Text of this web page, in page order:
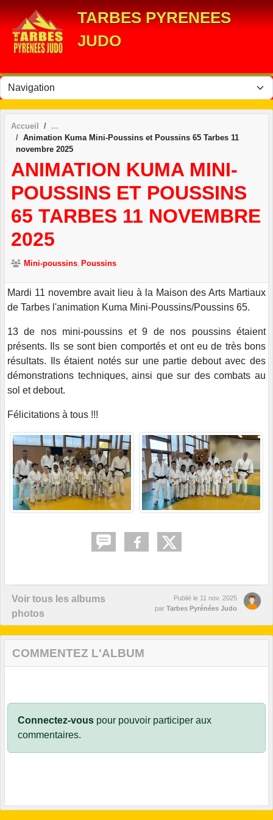
TARBES PYRENEES
JUDO
Accueil
Animation Kuma Mini-Poussins et Poussins 65 Tarbes 11
novembre 2025
ANIMATION KUMA MINI-
POUSSINS ET POUSSINS
65 TARBES 11 NOVEMBRE
2025
Mini-poussins Poussins
Mardi 11 novembre avait lieu à la Maison des Arts Martiaux
de Tarbes l'animation Kuma Mini-Poussins/Poussins 65.
13 de nos mini-poussins et 9 de nos poussins étaient
présents. Ils se sont bien comportés et ont eu de très bons
résultats. Ils étaient notés sur une partie debout avec des
démonstrations techniques, ainsi que sur des combats au
sol et debout.
Félicitations à tous !!!
Voir tous les albums
photos
Publié le 11 nov. 2025
par Tarbes Pyrénées Judo
COMMENTEZ L'ALBUM
Connectez-vous pour pouvoir participer aux
commentaires.
Panneau de gestion des cookies